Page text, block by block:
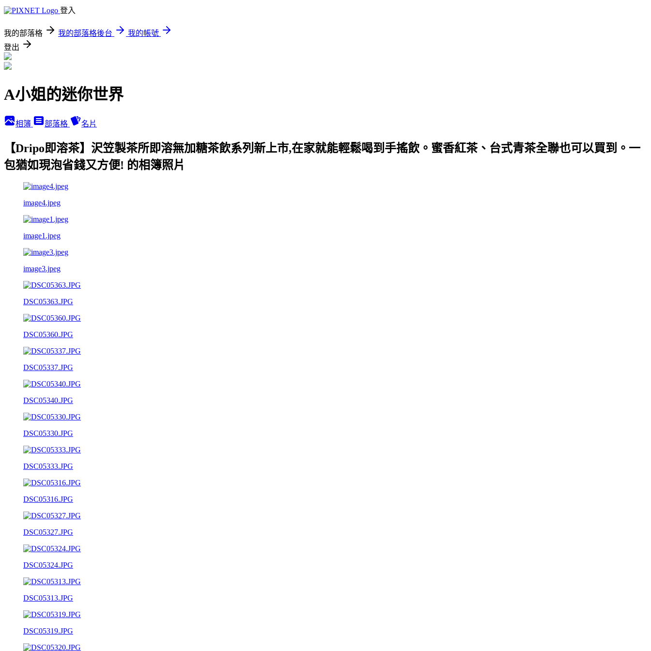
登入
我的部落格 我的部落格後台
我的帳號
登出
A小姐的迷你世界
相簿 部落格 名片
【Dripo即溶茶】沢笠製茶所即溶無加糖茶飲系列新上市,在家就能輕鬆喝到手搖飲。蜜香紅茶、台式青茶全聯也可以買到。一
包猶如現泡省錢又方便! 的相簿照片
image4.jpeg
image1.jpeg
image3.jpeg
DSC05363.JPG
DSC05360.JPG
DSC05337.JPG
DSC05340.JPG
DSC05330.JPG
DSC05333.JPG
DSC05316.JPG
DSC05327.JPG
DSC05324.JPG
DSC05313.JPG
DSC05319.JPG